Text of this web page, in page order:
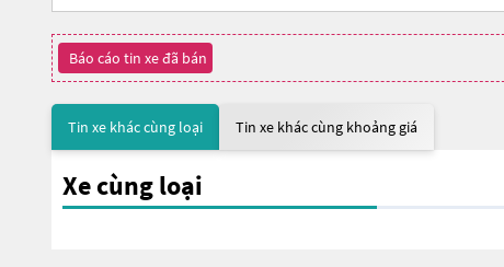
Báo cáo tin xe đã bán
Tin xe khác cùng loại Tin xe khác cùng khoảng giá
Xe cùng loại